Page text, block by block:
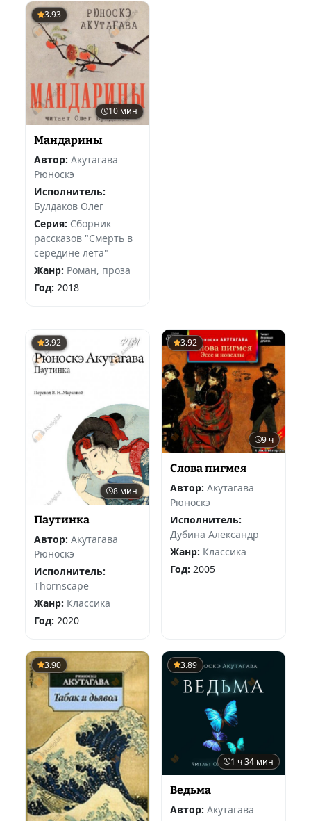
3.93
10 мин
Мандарины
Автор: Акутагава
Рюноскэ
Исполнитель:
Булдаков Олег
Серия: Сборник
рассказов "Смерть в
середине лета"
Жанр: Роман, проза
Год: 2018
3.92
8 мин
Паутинка
Автор: Акутагава
Рюноскэ
Исполнитель:
Thornscape
Жанр: Классика
Год: 2020
3.92
9 ч
Слова пигмея
Автор: Акутагава
Рюноскэ
Исполнитель:
Дубина Александр
Жанр: Классика
Год: 2005
3.90 3.89
1 ч 34 мин
Ведьма
Автор: Акутагава